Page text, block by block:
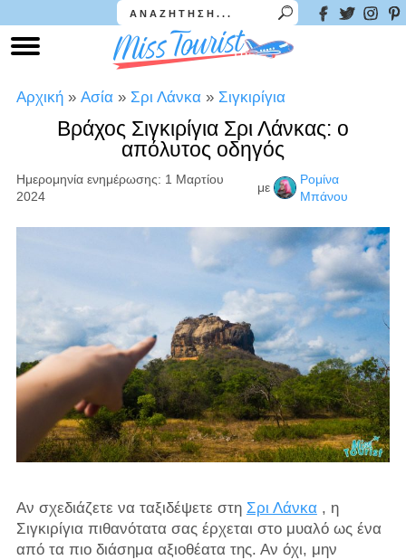
Αρχική » Ασία » Σρι Λάνκα » Σιγκιρίγια
Βράχος Σιγκιρίγια Σρι Λάνκας: ο
απόλυτος οδηγός
Ημερομηνία ενημέρωσης: 1 Μαρτίου
2024
με
Ρομίνα
Μπάνου
Αν σχεδιάζετε να ταξιδέψετε στη Σρι Λάνκα, η
Σιγκιρίγια πιθανότατα σας έρχεται στο μυαλό ως ένα
από τα πιο διάσημα αξιοθέατα της. Αν όχι, μην